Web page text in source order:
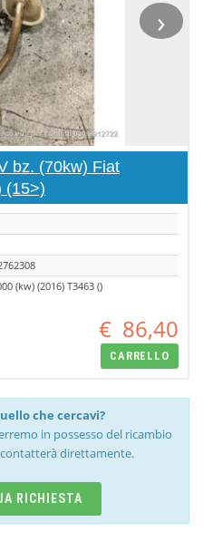
›
bz. (70kw) Fiat
(15>)
(kw) (2016) T3463 ()
€ 86,40
CARRELLO
che cercavi?
in possesso del ricambio
direttamente.
RICHIESTA